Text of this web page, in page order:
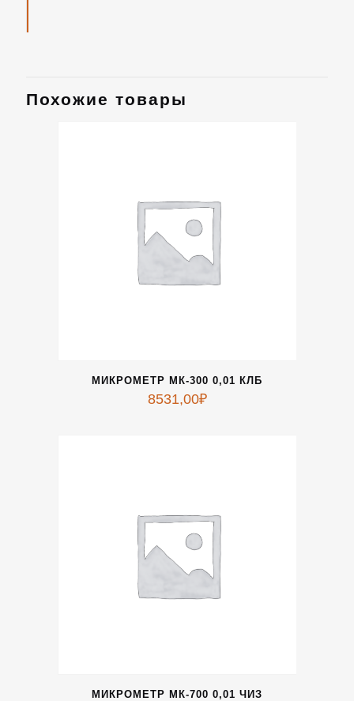
Похожие товары
МИКРОМЕТР МК-300 0,01 КЛБ
8531,00₽
МИКРОМЕТР МК-700 0,01 ЧИЗ